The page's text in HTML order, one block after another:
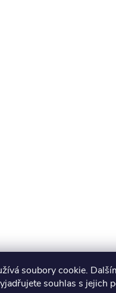
soubory cookie.
souhlas s jejich